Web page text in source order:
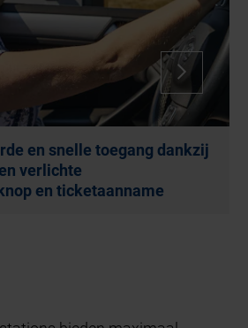
en snelle toegang dankzij
verlichte
en ticketaanname